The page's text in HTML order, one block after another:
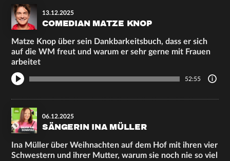
13.12.2025
COMEDIAN MATZE KNOP
Matze Knop über sein Dankbarkeitsbuch, dass er sich
auf die WM freut und warum er sehr gerne mit Frauen
arbeitet
52:55
06.12.2025
SÄNGERIN INA MÜLLER
Ina Müller über Weihnachten auf dem Hof mit ihren vier
Schwestern und ihrer Mutter, warum sie noch nie so viel